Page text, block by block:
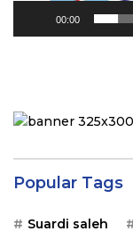
00:00
Popular Tags
Suardi saleh